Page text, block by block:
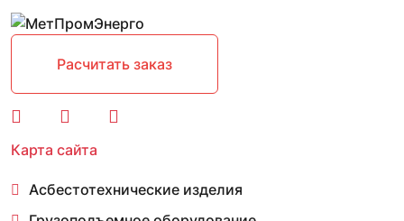
Расчитать заказ
Карта сайта
Асбестотехнические изделия